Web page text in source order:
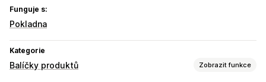
Funguje s:
Pokladna
Kategorie
Balíčky produktů Zobrazit funkce